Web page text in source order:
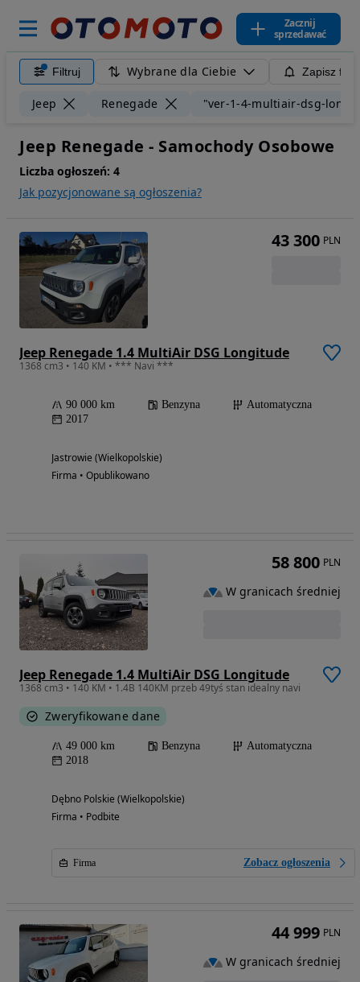
Zacznij
sprzedawać
Filtruj Wybrane dla Ciebie Zapisz
Jeep Renegade "ver-1-4-multiair-dsg-
Jeep Renegade - Samochody Osobowe
Liczba ogłoszeń: 4
Jak pozycjonowane są ogłoszenia?
Jeep Renegade 1.4 MultiAir DSG Longitude
1368 cm3 • 140 KM • *** Navi ***
90 000 km Benzyna
Automatyczna
2017
Jastrowie (Wielkopolskie)
Firma • Opublikowano
43 300 PLN
Jeep Renegade 1.4 MultiAir DSG Longitude
1368 cm3 • 140 KM • 1.4B 140KM przeb 49tyś stan idealny navi
Zweryfikowane dane
49 000 km Benzyna
Automatyczna
2018
Dębno Polskie (Wielkopolskie)
Firma • Podbite
Firma Zobacz ogłoszenia
58 800 PLN
W granicach średniej
44 999 PLN
W granicach średniej